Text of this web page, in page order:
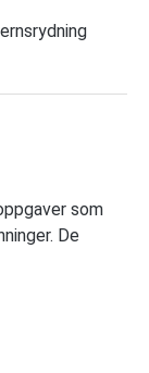
som
De